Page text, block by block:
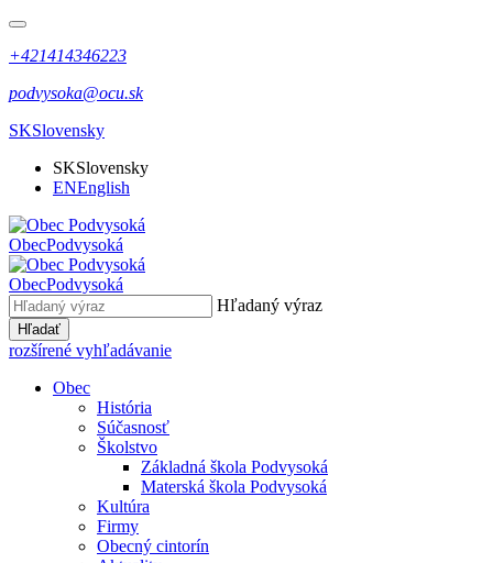
+421414346223
podvysoka@ocu.sk
SKSlovensky
SKSlovensky
ENEnglish
ObecPodvysoká
ObecPodvysoká
Hľadaný výraz
Hľadať
rozšírené vyhľadávanie
Obec
História
Súčasnosť
Školstvo
Základná škola Podvysoká
Materská škola Podvysoká
Kultúra
Firmy
Obecný cintorín